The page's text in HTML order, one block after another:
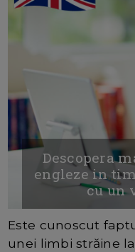
Descopera
engleze in
cu un
Este cunoscut
unei limbi străine